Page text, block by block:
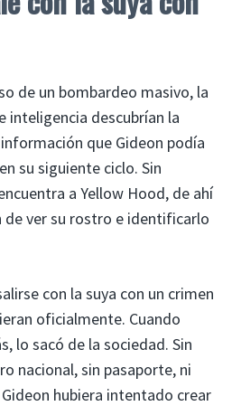
de un bombardeo masivo, la
inteligencia descubrían la
que Gideon podía
su siguiente ciclo. Sin
a Yellow Hood, de ahí
de ver su rostro e identificarlo
con la suya con un crimen
oficialmente. Cuando
lo sacó de la sociedad. Sin
nacional, sin pasaporte, ni
hubiera intentado crear